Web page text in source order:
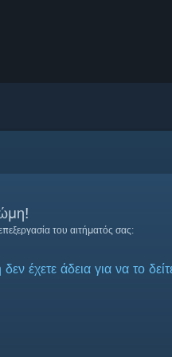
του αιτήματός σας:
έχετε άδεια για να το